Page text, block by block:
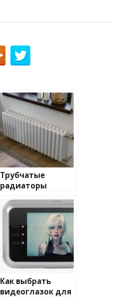
Трубчатые
радиаторы
отопления: виды
и характеристики
Как выбрать
видеоглазок для